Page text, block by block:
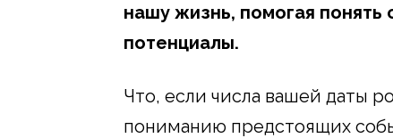
нашу жизнь, помогая
потенциалы.
Что, если числа вашей даты
пониманию предстоящих